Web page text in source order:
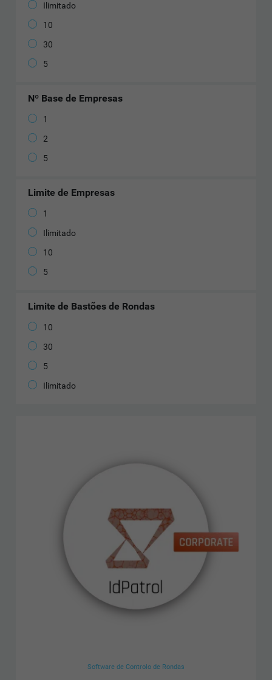
Ilimitado
10
30
5
Nº Base de Empresas
1
2
5
Limite de Empresas
1
Ilimitado
10
5
Limite de Bastões de Rondas
10
30
5
Ilimitado
Software de Controlo de Rondas